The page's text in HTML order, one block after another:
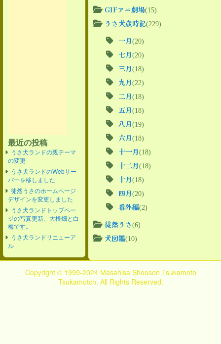
最近の投稿
うさ犬ランドの親テーマ
の変更
うさ犬ランドのWebサー
バーを移しました
徒然うさのホームページ
デザインを変更しました
うさ犬ランドトップペー
ジの写真更新、大根畑と白
梅です。
うさ犬ランドリニューア
ル
GIFアニ劇場(15)
うさ犬歳時記(229)
一月(20)
七月(20)
三月(18)
九月(22)
二月(18)
五月(18)
八月(19)
六月(18)
十一月(18)
十二月(18)
十月(18)
四月(20)
番外編(2)
徒然うさ(6)
犬図鑑(10)
Copyright © 1999-2024 Masahisa Shoosen Tsukamoto
Tsukamotch. All Rights Reserved.